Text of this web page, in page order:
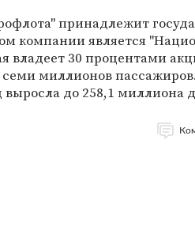
принадлежит
компании является
владеет 30 процентами
семи миллионов
до 258,1 миллиона